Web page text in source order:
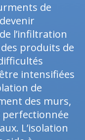
de
l’infiltration
produits de
intensifiées
de
des murs,
L’isolation